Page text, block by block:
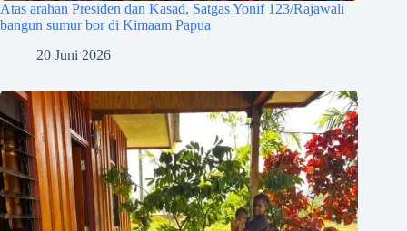
Atas arahan Presiden dan Kasad, Satgas Yonif 123/Rajawali
bangun sumur bor di Kimaam Papua
20 Juni 2026